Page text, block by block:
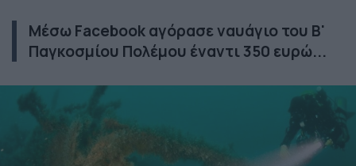
Μέσω Facebook αγόρασε ναυάγιο του Β'
Παγκοσμίου Πολέμου έναντι 350 ευρώ...